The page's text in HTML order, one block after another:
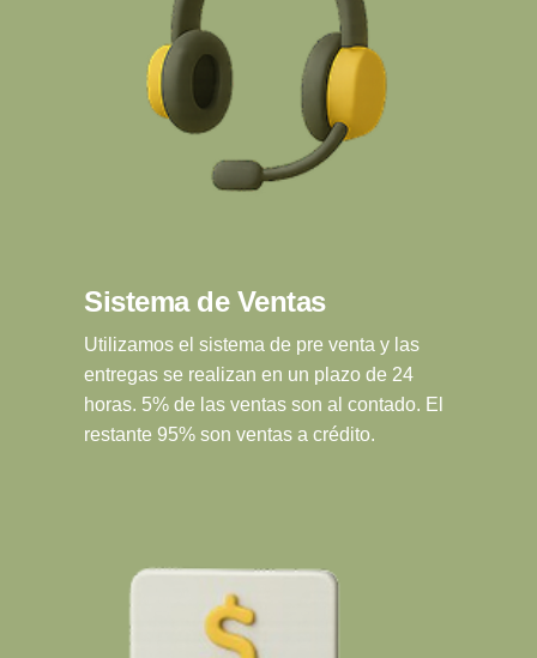
Sistema de Ventas
Utilizamos el sistema de pre venta y las
entregas se realizan en un plazo de 24
horas. 5% de las ventas son al contado. El
restante 95% son ventas a crédito.